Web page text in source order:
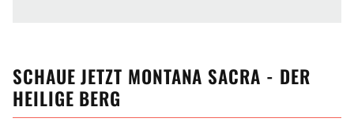
SCHAUE JETZT MONTANA SACRA - DER
HEILIGE BERG